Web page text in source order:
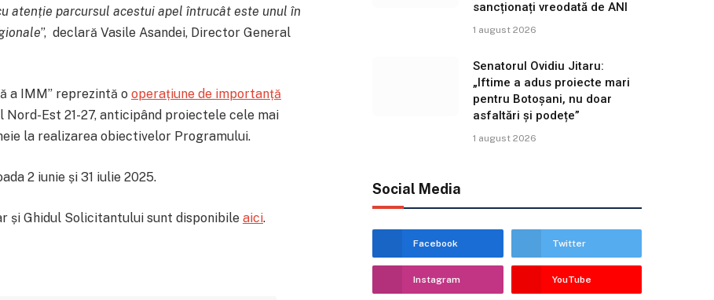
atenție parcursul acestui apel întrucât este unul în
”, declară Vasile Asandei, Director General
a IMM” reprezintă o operațiune de importanță
Est 21-27, anticipând proiectele cele mai
la realizarea obiectivelor Programului.
2 iunie și 31 iulie 2025.
și Ghidul Solicitantului sunt disponibile aici.
sancționați vreodată de ANI
1 august 2026
Senatorul Ovidiu Jitaru:
„Iftime a adus proiecte mari
pentru Botoșani, nu doar
asfaltări și podețe”
1 august 2026
Social Media
Facebook Twitter
Instagram YouTube